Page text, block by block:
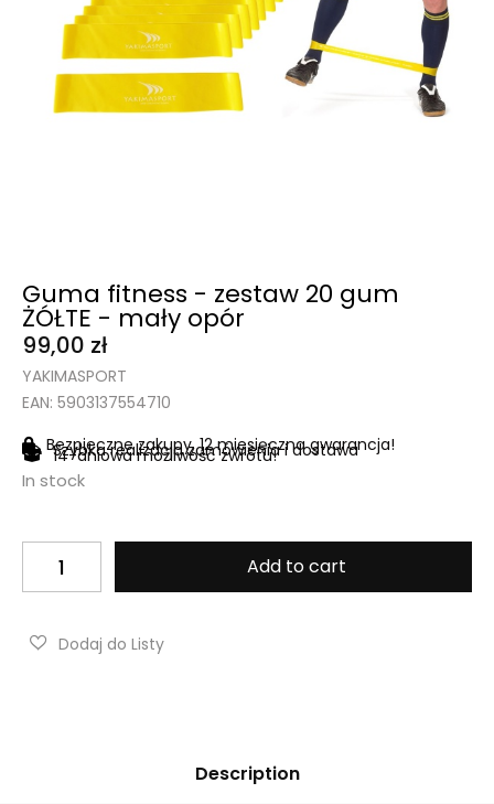
Guma fitness - zestaw 20 gum
ŻÓŁTE - mały opór
99,00 zł
YAKIMASPORT
EAN: 5903137554710
Bezpieczne zakupy, 12 miesięczna gwarancja!
Szybka realizacja zamówienia i dostawa
14-dniowa możliwość zwrotu!
In stock
Add to cart
Description